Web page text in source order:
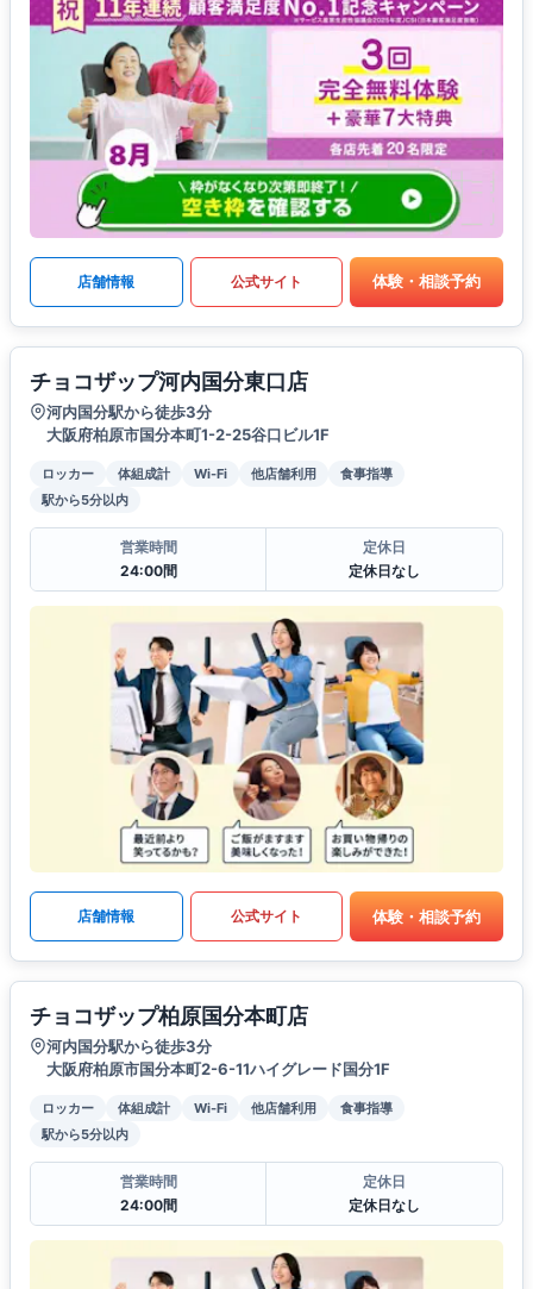
店舗情報 公式サイト 体験・相談予約
チョコザップ河内国分東口店
河内国分駅から徒歩3分
大阪府柏原市国分本町1-2-25谷口ビル1F
ロッカー 体組成計 Wi-Fi 他店舗利用
食事指導
駅から5分以内
営業時間
24:00間
定休日
定休日なし
店舗情報 公式サイト 体験・相談予約
チョコザップ柏原国分本町店
河内国分駅から徒歩3分
大阪府柏原市国分本町2-6-11ハイグレード国分1F
ロッカー 体組成計 Wi-Fi 他店舗利用
食事指導
駅から5分以内
営業時間
24:00間
定休日
定休日なし